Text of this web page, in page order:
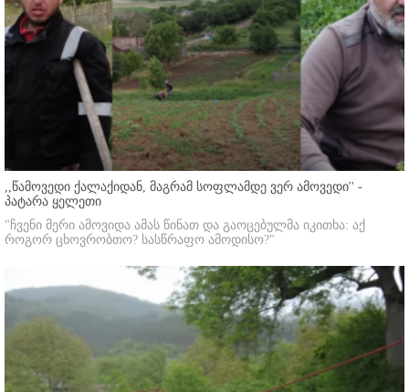
,,წამოვედი ქალაქიდან, მაგრამ სოფლამდე ვერ ამოვედი'' -
პატარა ყელეთი
"ჩვენი მერი ამოვიდა ამას წინათ და გაოცებულმა იკითხა: აქ
როგორ ცხოვრობთო? სასწრაფო ამოდისო?"